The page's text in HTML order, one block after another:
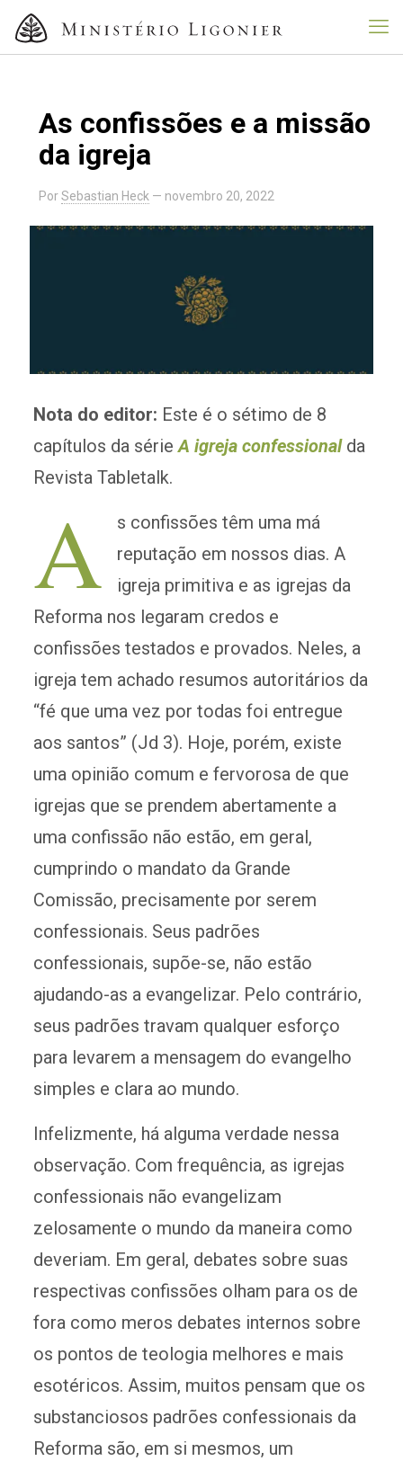
As confissões e a missão
da igreja
PorSebastian Heck — novembro 20, 2022
Nota do editor: Este é o sétimo de 8
capítulos da sérieA igreja confessionalda
Revista Tabletalk.
A
s confissões têm uma má
reputação em nossos dias. A
igreja primitiva e as igrejas da
Reforma nos legaram credos e
confissões testados e provados. Neles, a
igreja tem achado resumos autoritários da
“fé que uma vez por todas foi entregue
aos santos” (Jd 3). Hoje, porém, existe
uma opinião comum e fervorosa de que
igrejas que se prendem abertamente a
uma confissão não estão, em geral,
cumprindo o mandato da Grande
Comissão, precisamente por serem
confessionais. Seus padrões
confessionais, supõe-se, não estão
ajudando-as a evangelizar. Pelo contrário,
seus padrões travam qualquer esforço
para levarem a mensagem do evangelho
simples e clara ao mundo.
Infelizmente, há alguma verdade nessa
observação. Com frequência, as igrejas
confessionais não evangelizam
zelosamente o mundo da maneira como
deveriam. Em geral, debates sobre suas
respectivas confissões olham para os de
fora como meros debates internos sobre
os pontos de teologia melhores e mais
esotéricos. Assim, muitos pensam que os
substanciosos padrões confessionais da
Reforma são, em si mesmos, um